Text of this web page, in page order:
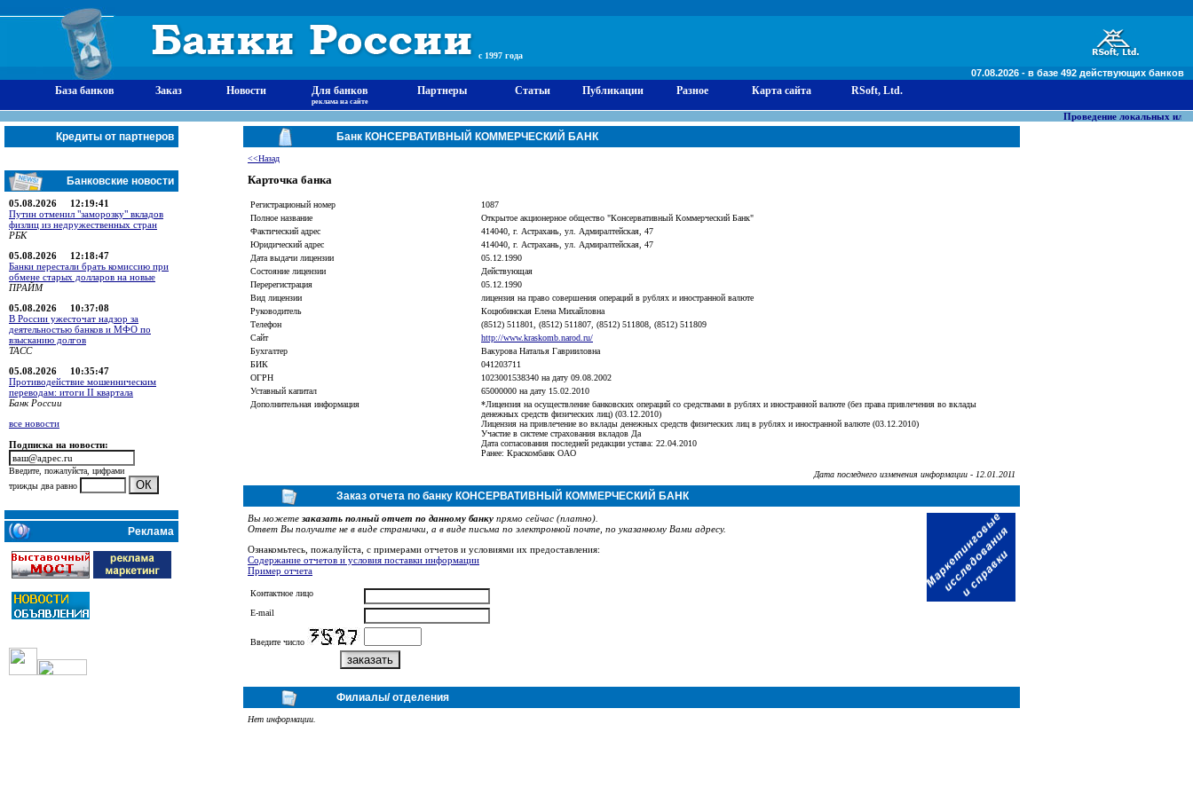
c 1997 года
07.08.2026 - в базе 492 действующих банков
База банков Заказ Новости Для банков
реклама на сайте
Партнеры Статьи Публикации Разное Карта сайта RSoft, Ltd.
Проведение локальных или
Кредиты от партнеров
Банковские новости
05.08.2026 12:19:41
Путин отменил "заморозку" вкладов
физлиц из недружественных стран
РБК
05.08.2026 12:18:47
Банки перестали брать комиссию при
обмене старых долларов на новые
ПРАЙМ
05.08.2026 10:37:08
В России ужесточат надзор за
деятельностью банков и МФО по
взысканию долгов
ТАСС
05.08.2026 10:35:47
Противодействие мошенническим
переводам: итоги II квартала
Банк России
все новости
Подписка на новости:
Введите, пожалуйста, цифрами
трижды два равно
Реклама
Банк КОНСЕРВАТИВНЫЙ КОММЕРЧЕСКИЙ БАНК
<<Назад
Карточка банка
Регистрационый номер
1087
Полное название
Открытое акционерное общество "Консервативный Коммерческий Банк"
Фактический адрес
414040, г. Астрахань, ул. Адмиралтейская, 47
Юридический адрес
414040, г. Астрахань, ул. Адмиралтейская, 47
Дата выдачи лицензии
05.12.1990
Состояние лицензии
Действующая
Перерегистрация
05.12.1990
Вид лицензии
лицензия на право совершения операций в рублях и иностранной валюте
Руководитель
Коцюбинская Елена Михайловна
Телефон
(8512) 511801, (8512) 511807, (8512) 511808, (8512) 511809
Сайт
http://www.kraskomb.narod.ru/
Бухгалтер
Вакурова Наталья Гаврииловна
БИК
041203711
ОГРН
1023001538340 на дату 09.08.2002
Уставный капитал
65000000 на дату 15.02.2010
Дополнительная информация
*Лицензия на осуществление банковских операций со средствами в рублях и иностранной валюте (без права привлечения во вклады
денежных средств физических лиц) (03.12.2010)
Лицензия на привлечение во вклады денежных средств физических лиц в рублях и иностранной валюте (03.12.2010)
Участие в системе страхования вкладов Да
Дата согласования последней редакции устава: 22.04.2010
Ранее: Краскомбанк ОАО
Дата последнего изменения информации - 12.01.2011
Заказ отчета по банку КОНСЕРВАТИВНЫЙ КОММЕРЧЕСКИЙ БАНК
Вы можете заказать полный отчет по данному банку прямо сейчас (платно).
Ответ Вы получите не в виде странички, а в виде письма по электронной почте, по указанному Вами адресу.
Ознакомьтесь, пожалуйста, с примерами отчетов и условиями их предоставления:
Содержание отчетов и условия поставки информации
Пример отчета
Контактное лицо
E-mail
Введите число
Филиалы/ отделения
Нет информации.